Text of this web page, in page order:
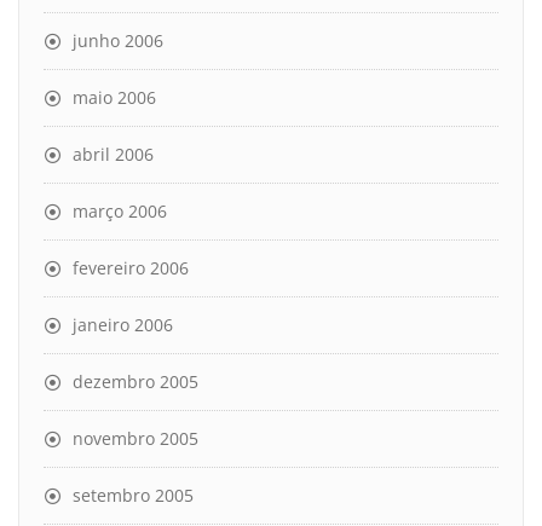
junho 2006
maio 2006
abril 2006
março 2006
fevereiro 2006
janeiro 2006
dezembro 2005
novembro 2005
setembro 2005